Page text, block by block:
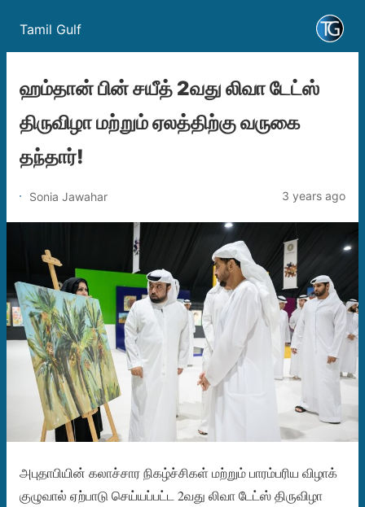
Tamil Gulf
ஹம்தான் பின் சயீத் 2வது லிவா டேட்ஸ்
திருவிழா மற்றும் ஏலத்திற்கு வருகை
தந்தார்!
Sonia Jawahar 3 years ago
அபுதாபியின் கலாச்சார நிகழ்ச்சிகள் மற்றும் பாரம்பரிய விழாக்
குழுவால் ஏற்பாடு செய்யப்பட்ட 2வது லிவா டேட்ஸ் திருவிழா